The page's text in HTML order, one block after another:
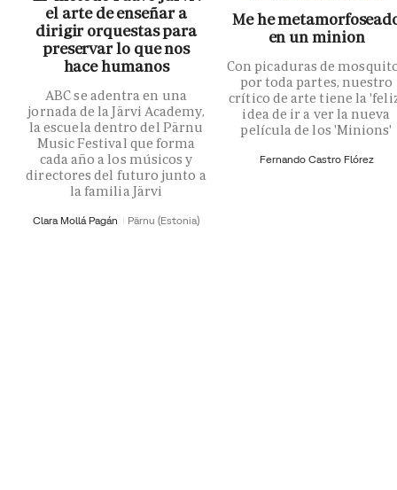
el arte de enseñar a
dirigir orquestas para
preservar lo que nos
hace humanos
ABC se adentra en una
jornada de la Järvi Academy,
la escuela dentro del Pärnu
Music Festival que forma
cada año a los músicos y
directores del futuro junto a
la familia Järvi
Clara Mollá Pagán Pärnu (Estonia)
Me he
en un minion
Con picaduras de
por toda partes, nuestro
crítico de arte tiene la
idea de ir a ver la nueva
película de los 'Minions'
Fernando Castro Flórez